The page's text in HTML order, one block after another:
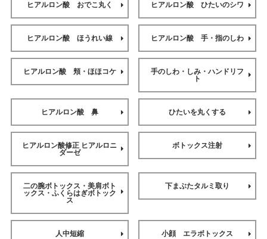
ヒアルロン酸 おでこ丸く ヒアルロン酸 ひたいのシワ
ヒアルロン酸 ほうれい線 ヒアルロン酸 手・指のしわ
ヒアルロン酸 頬・ほほコケ
手のしわ・しみ・ハンドリフ
ト
ヒアルロン酸 鼻 ひたいを丸くする
ヒアルロン酸修正 ヒアルロニ
ダーゼ
ボトックス注射
二の腕ボトックス・美肩ボト
ックス・ふくらはぎボトック
ス
下まぶたタルミ取り
人中短縮 小顔 エラボトックス